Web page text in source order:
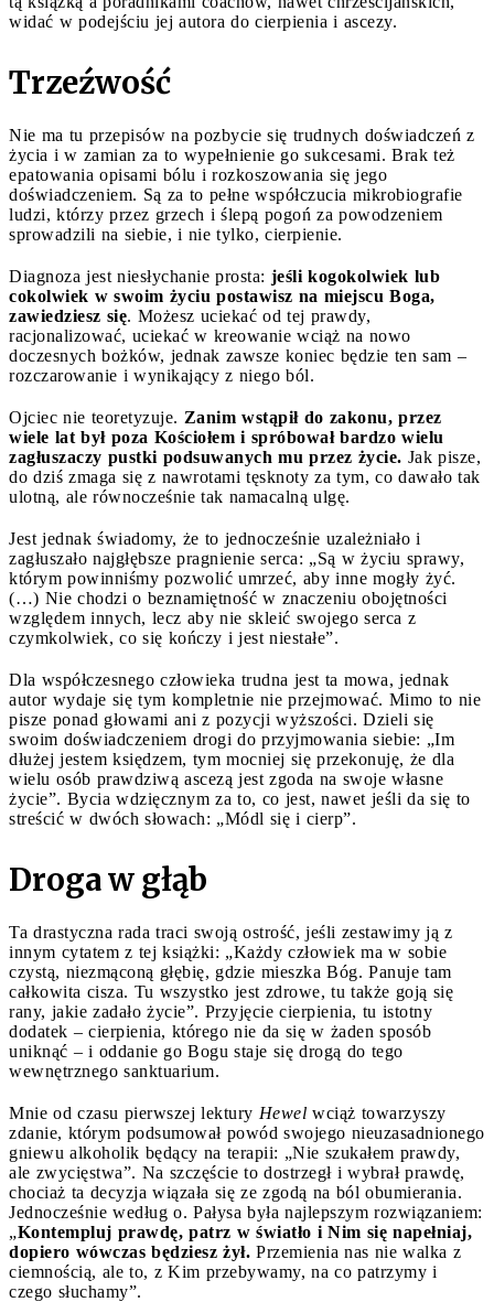
widać w podejściu jej autora do cierpienia i ascezy.
Trzeźwość
Nie ma tu przepisów na pozbycie się trudnych doświadczeń z
życia i w zamian za to wypełnienie go sukcesami. Brak też
epatowania opisami bólu i rozkoszowania się jego
doświadczeniem. Są za to pełne współczucia mikrobiografie
ludzi, którzy przez grzech i ślepą pogoń za powodzeniem
sprowadzili na siebie, i nie tylko, cierpienie.
Diagnoza jest niesłychanie prosta: jeśli kogokolwiek lub
cokolwiek w swoim życiu postawisz na miejscu Boga,
zawiedziesz się. Możesz uciekać od tej prawdy,
racjonalizować, uciekać w kreowanie wciąż na nowo
doczesnych bożków, jednak zawsze koniec będzie ten sam –
rozczarowanie i wynikający z niego ból.
Ojciec nie teoretyzuje. Zanim wstąpił do zakonu, przez
wiele lat był poza Kościołem i spróbował bardzo wielu
zagłuszaczy pustki podsuwanych mu przez życie. Jak pisze,
do dziś zmaga się z nawrotami tęsknoty za tym, co dawało tak
ulotną, ale równocześnie tak namacalną ulgę.
Jest jednak świadomy, że to jednocześnie uzależniało i
zagłuszało najgłębsze pragnienie serca: „Są w życiu sprawy,
którym powinniśmy pozwolić umrzeć, aby inne mogły żyć.
(…) Nie chodzi o beznamiętność w znaczeniu obojętności
względem innych, lecz aby nie skleić swojego serca z
czymkolwiek, co się kończy i jest niestałe”.
Dla współczesnego człowieka trudna jest ta mowa, jednak
autor wydaje się tym kompletnie nie przejmować. Mimo to nie
pisze ponad głowami ani z pozycji wyższości. Dzieli się
swoim doświadczeniem drogi do przyjmowania siebie: „Im
dłużej jestem księdzem, tym mocniej się przekonuję, że dla
wielu osób prawdziwą ascezą jest zgoda na swoje własne
życie”. Bycia wdzięcznym za to, co jest, nawet jeśli da się to
streścić w dwóch słowach: „Módl się i cierp”.
Droga w głąb
Ta drastyczna rada traci swoją ostrość, jeśli zestawimy ją z
innym cytatem z tej książki: „Każdy człowiek ma w sobie
czystą, niezmąconą głębię, gdzie mieszka Bóg. Panuje tam
całkowita cisza. Tu wszystko jest zdrowe, tu także goją się
rany, jakie zadało życie”. Przyjęcie cierpienia, tu istotny
dodatek – cierpienia, którego nie da się w żaden sposób
uniknąć – i oddanie go Bogu staje się drogą do tego
wewnętrznego sanktuarium.
Mnie od czasu pierwszej lektury Hewel wciąż towarzyszy
zdanie, którym podsumował powód swojego nieuzasadnionego
gniewu alkoholik będący na terapii: „Nie szukałem prawdy,
ale zwycięstwa”. Na szczęście to dostrzegł i wybrał prawdę,
chociaż ta decyzja wiązała się ze zgodą na ból obumierania.
Jednocześnie według o. Pałysa była najlepszym rozwiązaniem:
„Kontempluj prawdę, patrz w światło i Nim się napełniaj,
dopiero wówczas będziesz żył. Przemienia nas nie walka z
ciemnością, ale to, z Kim przebywamy, na co patrzymy i
czego słuchamy”.